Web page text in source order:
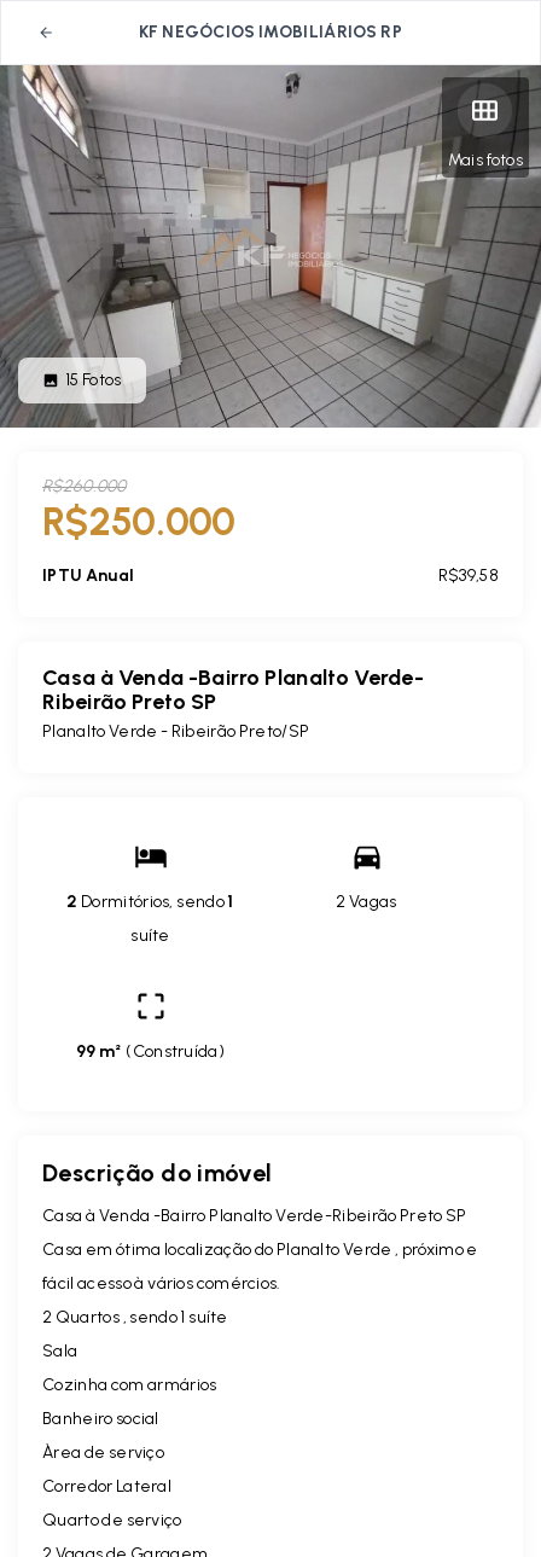
KF NEGÓCIOS IMOBILIÁRIOS RP
Mais fotos
15Fotos
R$260.000
R$250.000
IPTU Anual R$39,58
Casa à Venda -Bairro Planalto Verde-
Ribeirão Preto SP
Planalto Verde - Ribeirão Preto/SP
2 Dormitórios, sendo1
suíte
2 Vagas
99 m² (Construída)
Descrição do imóvel
Casa à Venda -Bairro Planalto Verde-Ribeirão Preto SP
Casa em ótima localização do Planalto Verde , próximo e
fácil acesso à vários comércios.
2 Quartos , sendo 1 suíte
Sala
Cozinha com armários
Banheiro social
Àrea de serviço
Corredor Lateral
Quarto de serviço